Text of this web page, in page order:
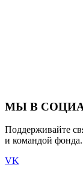
МЫ В
Поддерживайте
и командой фонда.
VK